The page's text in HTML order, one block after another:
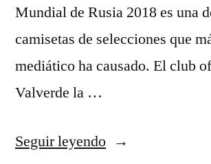
Mundial de Rusia 2018 es una
camisetas de selecciones que
mediático ha causado. El club
Valverde la …
Seguir leyendo«camisetas